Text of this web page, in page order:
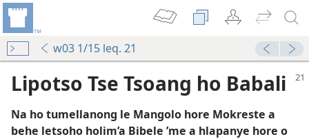
w03 1/15 leq. 21
Lipotso Tse Tsoang ho Babali
Na ho tumellanong le Mangolo hore Mokreste a
behe letsoho holim’a Bibele ’me a hlapanye hore o